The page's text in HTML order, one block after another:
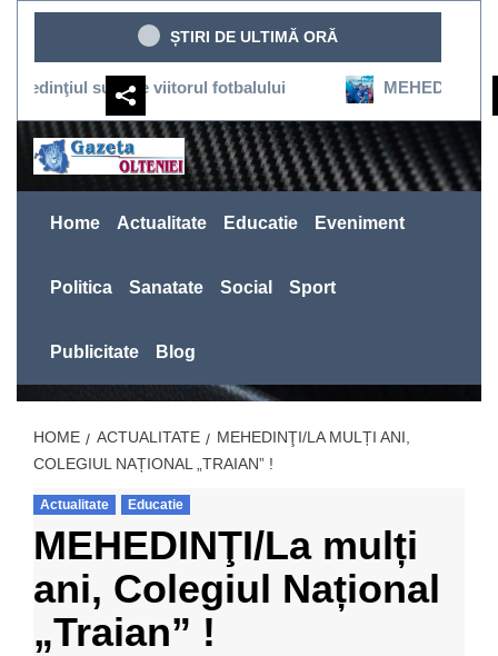
Sari
conținut
ȘTIRI DE ULTIMĂ ORĂ
susţine viitorul fotbalului
Home Actualitate Educatie Eveniment
Politica Sanatate Social Sport
Publicitate Blog
HOME ACTUALITATE
MEHEDINŢI/LA MULȚI ANI,
COLEGIUL NAȚIONAL „TRAIAN” !
Actualitate Educatie
MEHEDINŢI/La mulți
ani, Colegiul Național
„Traian” !